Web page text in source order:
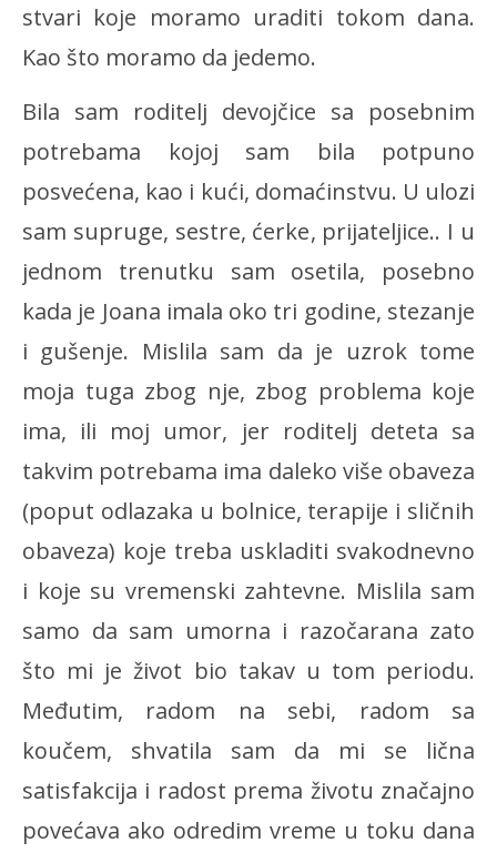
stvari koje moramo uraditi tokom dana.
Kao što moramo da jedemo.
Bila sam roditelj devojčice sa posebnim
potrebama kojoj sam bila potpuno
posvećena, kao i kući, domaćinstvu. U ulozi
sam supruge, sestre, ćerke, prijateljice.. I u
jednom trenutku sam osetila, posebno
kada je Joana imala oko tri godine, stezanje
i gušenje. Mislila sam da je uzrok tome
moja tuga zbog nje, zbog problema koje
ima, ili moj umor, jer roditelj deteta sa
takvim potrebama ima daleko više obaveza
(poput odlazaka u bolnice, terapije i sličnih
obaveza) koje treba uskladiti svakodnevno
i koje su vremenski zahtevne. Mislila sam
samo da sam umorna i razočarana zato
što mi je život bio takav u tom periodu.
Međutim, radom na sebi, radom sa
koučem, shvatila sam da mi se lična
satisfakcija i radost prema životu značajno
povećava ako odredim vreme u toku dana